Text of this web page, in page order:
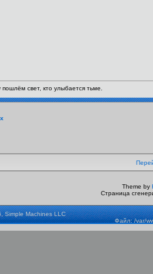
пошлём свет, кто улыбается тьме.
Theme by
Страница
Simple Machines LLC
Файл: /var/